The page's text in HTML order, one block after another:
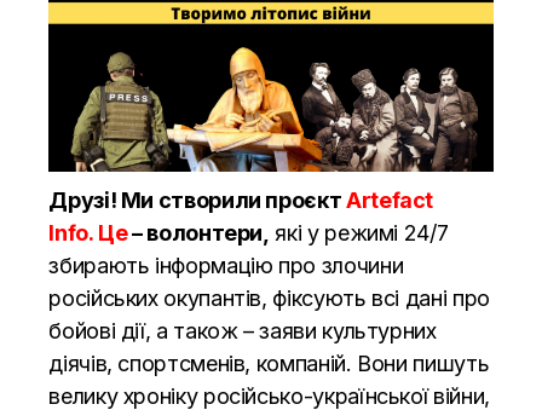
Друзі! Ми створили проєктArtefact
Info. Це– волонтери, які у режимі 24/7
збирають інформацію про злочини
російських окупантів, фіксують всі дані про
бойові дії, а також – заяви культурних
діячів, спортсменів, компаній. Вони пишуть
велику хроніку російсько-української війни,